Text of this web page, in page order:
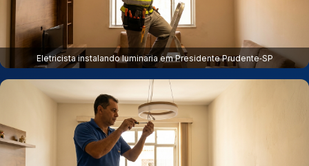
Eletricista instalando luminaria em Presidente Prudente‑SP